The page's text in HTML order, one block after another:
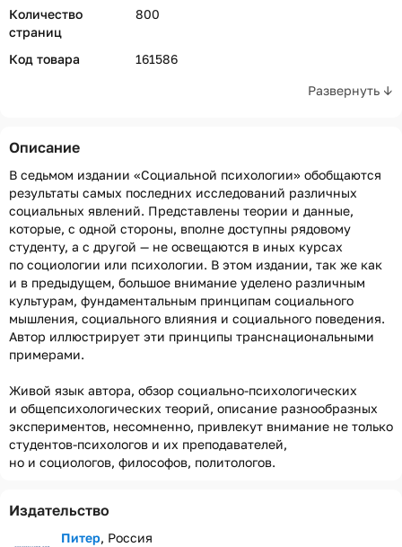
Развернуть ↓
Количество
страниц
800
Код товара 161586
Описание
В седьмом издании «Социальной психологии» обобщаются
результаты самых последних исследований различных
социальных явлений. Представлены теории и данные,
которые, с одной стороны, вполне доступны рядовому
студенту, а с другой — не освещаются в иных курсах
по социологии или психологии. В этом издании, так же как
и в предыдущем, большое внимание уделено различным
культурам, фундаментальным принципам социального
мышления, социального влияния и социального поведения.
Автор иллюстрирует эти принципы транснациональными
примерами.
Живой язык автора, обзор социально-психологических
и общепсихологических теорий, описание разнообразных
экспериментов, несомненно, привлекут внимание не только
студентов-психологов и их преподавателей,
но и социологов, философов, политологов.
Издательство
Питер, Россия